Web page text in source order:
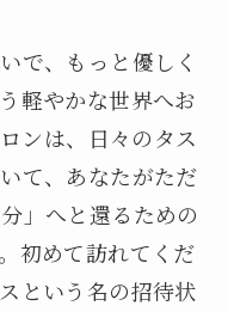
で、もっと優しく
軽やかな世界へお
ンは、日々のタス
て、あなたがただ
」へと還るための
初めて訪れてくだ
という名の招待状